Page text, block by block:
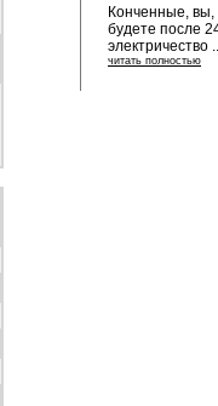
Конченные, вы,
будете после
электричество
читать полностью